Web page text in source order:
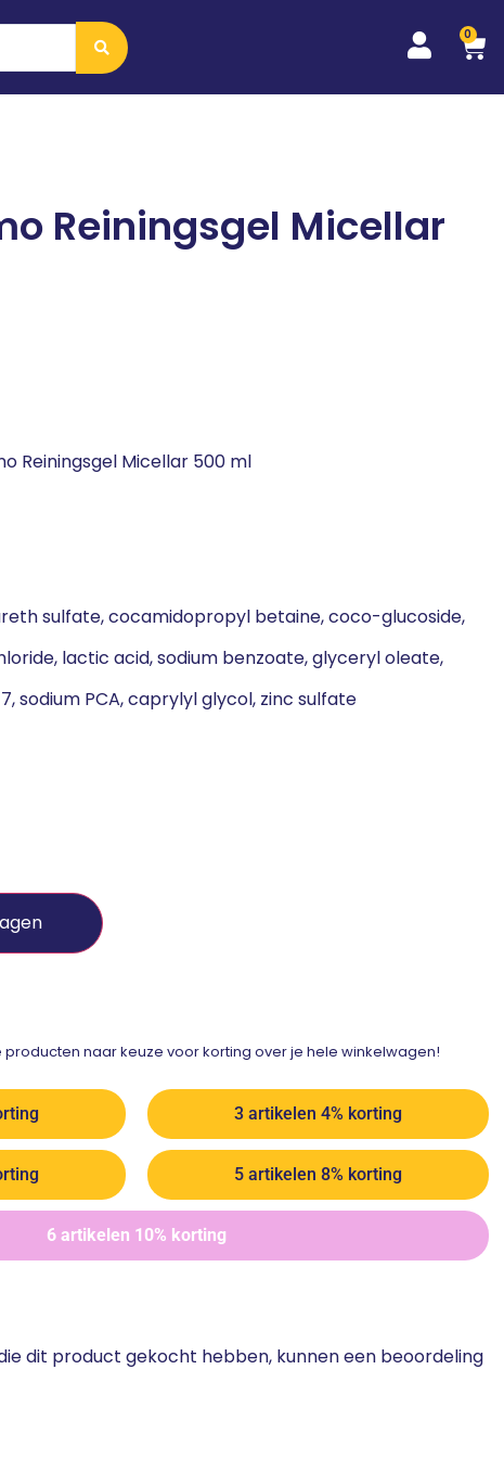
0
Reiningsgel Micellar
Reiningsgel Micellar 500 ml
sulfate, cocamidopropyl betaine, coco-glucoside,
lactic acid, sodium benzoate, glyceryl oleate,
sodium PCA, caprylyl glycol, zinc sulfate
naar keuze voor korting over je hele winkelwagen!
3 artikelen 4% korting
5 artikelen 8% korting
6 artikelen 10% korting
dit product gekocht hebben, kunnen een beoordeling